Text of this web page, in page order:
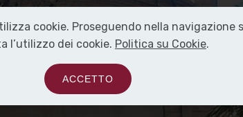
cookie. Proseguendo nella navigazione
l’utilizzo dei cookie. Politica su Cookie.
ACCETTO